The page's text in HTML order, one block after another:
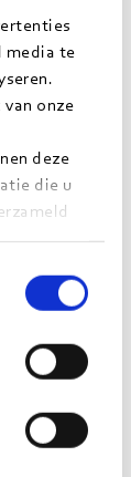
media te
onze
deze
die u
de